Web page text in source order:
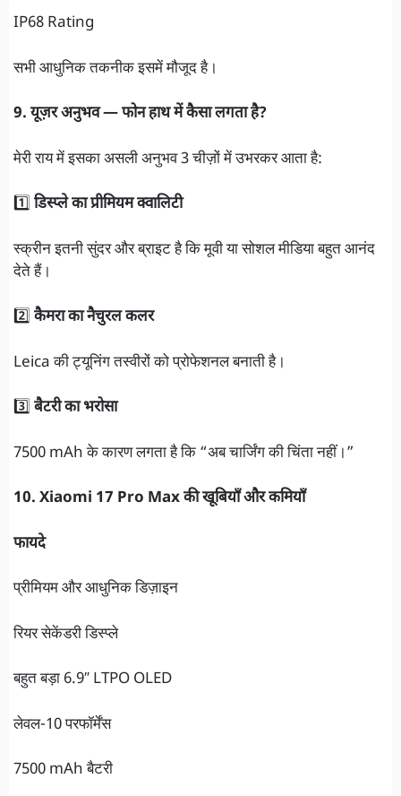
IP68 Rating
सभी आधुनिक तकनीक इसमें मौजूद है।
9. यूज़र अनुभव — फोन हाथ में कैसा लगता है?
मेरी राय में इसका असली अनुभव 3 चीज़ों में उभरकर आता है:
1️⃣ डिस्प्ले का प्रीमियम क्वालिटी
स्क्रीन इतनी सुंदर और ब्राइट है कि मूवी या सोशल मीडिया बहुत आनंद
देते हैं।
2️⃣ कैमरा का नैचुरल कलर
Leica की ट्यूनिंग तस्वीरों को प्रोफेशनल बनाती है।
3️⃣ बैटरी का भरोसा
7500 mAh के कारण लगता है कि “अब चार्जिंग की चिंता नहीं।”
10. Xiaomi 17 Pro Max की खूबियाँ और कमियाँ
फायदे
प्रीमियम और आधुनिक डिज़ाइन
रियर सेकेंडरी डिस्प्ले
बहुत बड़ा 6.9″ LTPO OLED
लेवल-10 परफॉर्मेंस
7500 mAh बैटरी